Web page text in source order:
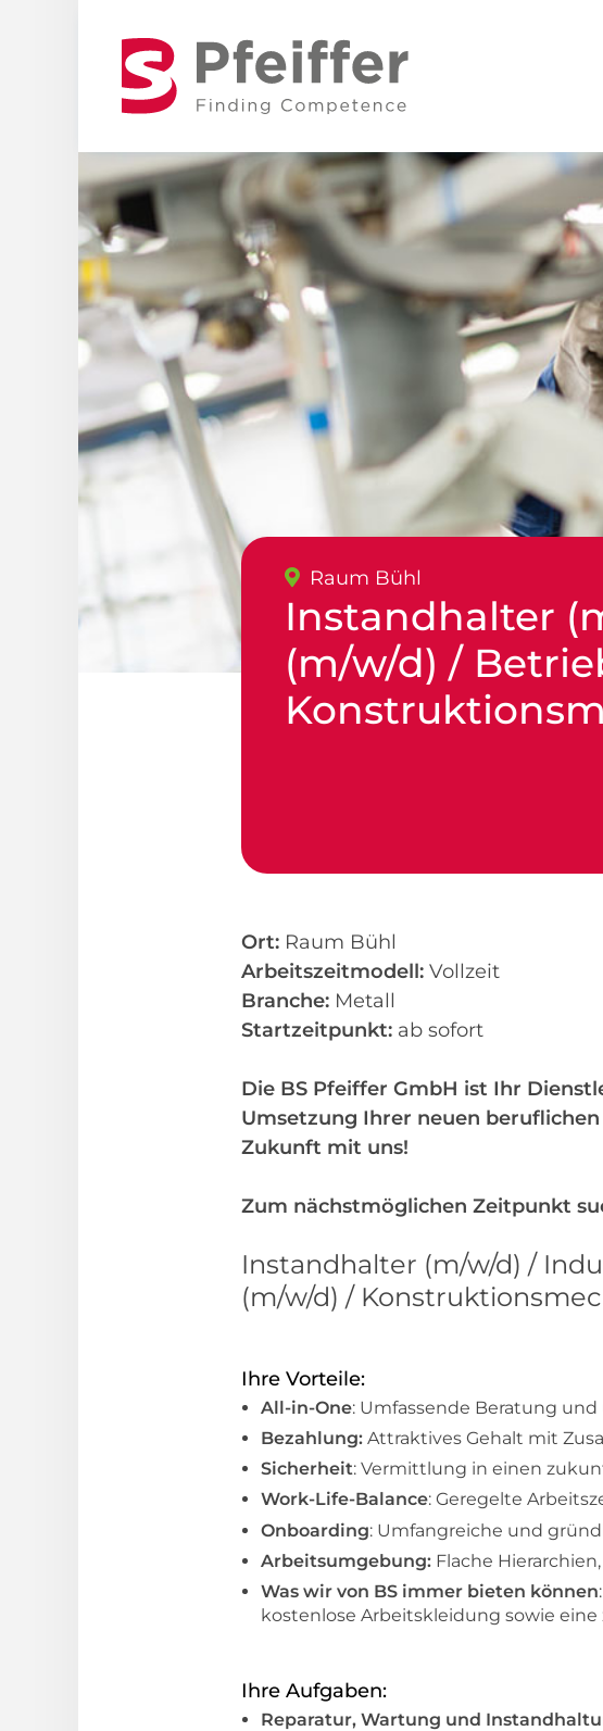
Raum Bühl
Instandhalter
(m/w/d) /
Ort: Raum Bühl
Arbeitszeitmodell: Vollzeit
Branche: Metall
Startzeitpunkt: ab sofort
Die BS Pfeiffer GmbH ist Ihr
Umsetzung Ihrer neuen
Zukunft mit uns!
Zum nächstmöglichen Zeitpunkt
Instandhalter (m/w/d) /
(m/w/d) /
Ihre Vorteile:
All-in-One: Umfassende Beratung
Bezahlung: Attraktives Gehalt mit
Sicherheit: Vermittlung in einen
Work-Life-Balance: Geregelte
Onboarding: Umfangreiche und
Arbeitsumgebung: Flache
Was wir von BS immer bieten können
kostenlose Arbeitskleidung sowie
Ihre Aufgaben:
Reparatur, Wartung und